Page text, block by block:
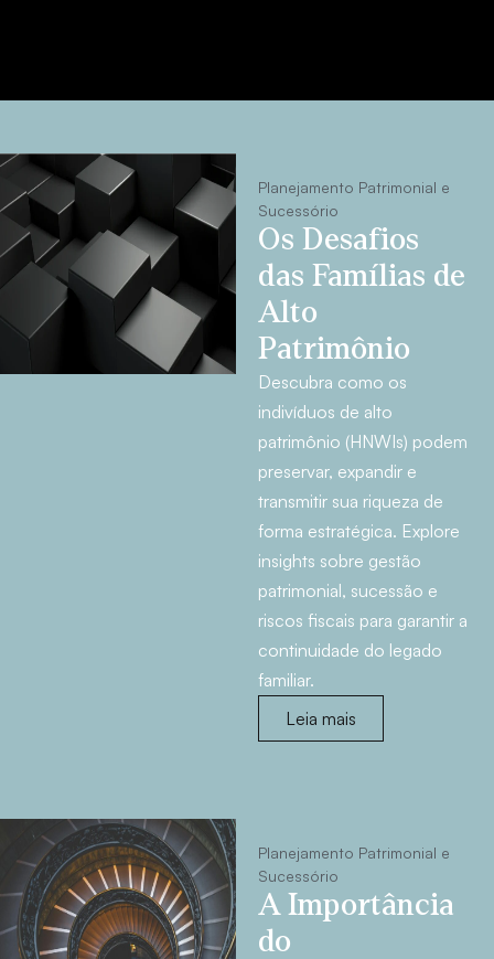
Planejamento Patrimonial e
Sucessório
Os Desafios
das Famílias de
Alto
Patrimônio
Descubra como os
indivíduos de alto
patrimônio (HNWIs) podem
preservar, expandir e
transmitir sua riqueza de
forma estratégica. Explore
insights sobre gestão
patrimonial, sucessão e
riscos fiscais para garantir a
continuidade do legado
familiar.
Leia mais
Planejamento Patrimonial e
Sucessório
A Importância
do